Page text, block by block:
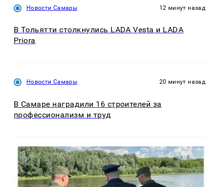
Новости Самары 12 минут назад
В Тольятти столкнулись LADA Vesta и LADA
Priora
Новости Самары 20 минут назад
В Самаре наградили 16 строителей за
профессионализм и труд